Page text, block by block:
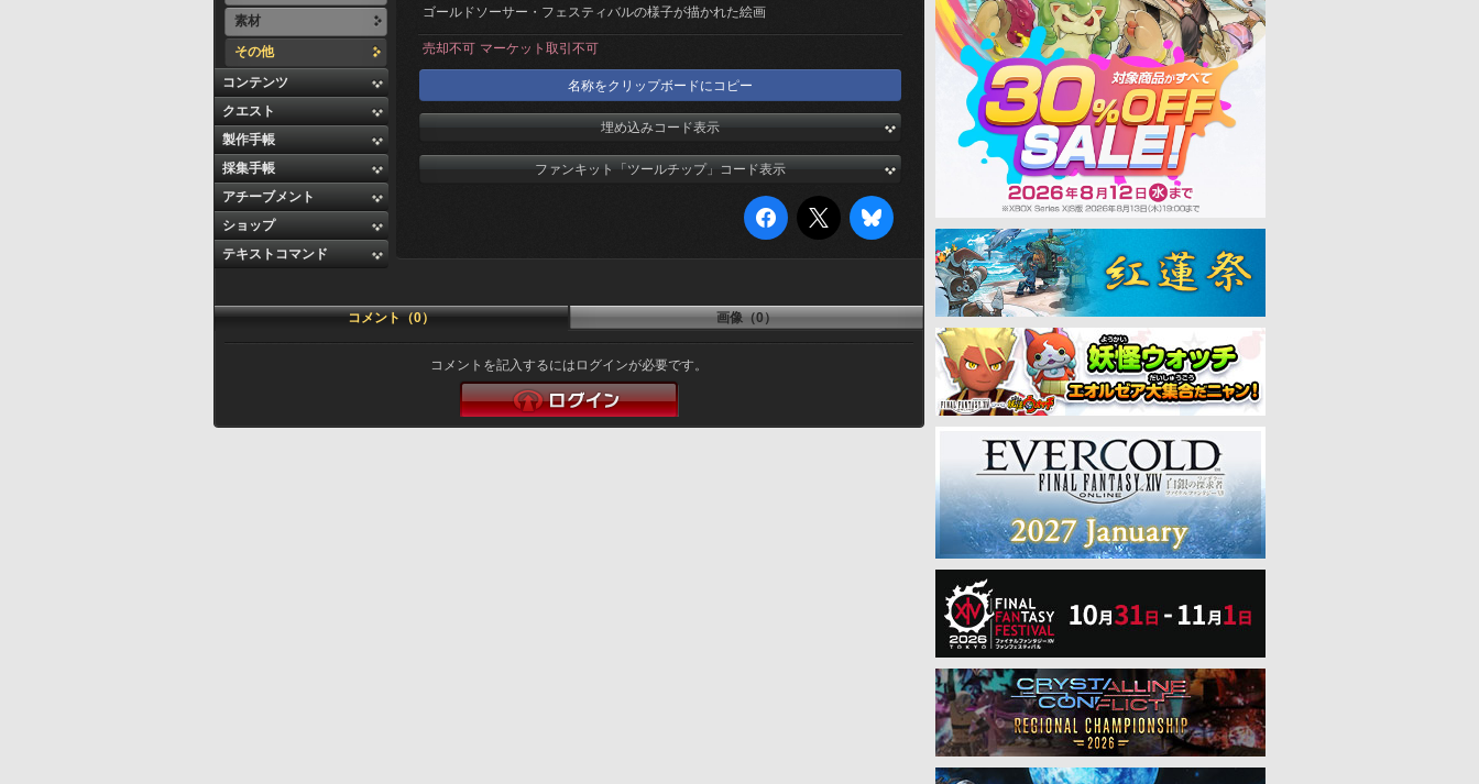
素材
その他
コンテンツ
クエスト
製作手帳
採集手帳
アチーブメント
ショップ
テキストコマンド
ゴールドソーサー・フェスティバルの様子が描かれた絵画
売却不可 マーケット取引不可
名称をクリップボードにコピー
埋め込みコード表示
ファンキット「ツールチップ」コード表示
コメント（0） 画像（0）
コメントを記入するにはログインが必要です。